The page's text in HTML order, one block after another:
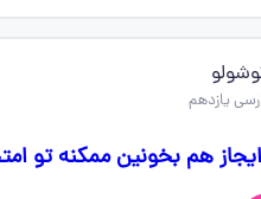
هم بخونین ممکنه تو